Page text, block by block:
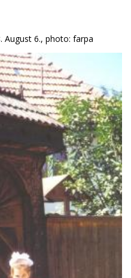
August 6., photo: farpa